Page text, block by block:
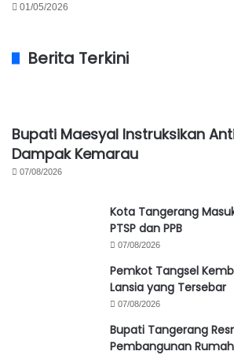
01/05/2026
Berita Terkini
Bupati Maesyal Instruksikan
Dampak Kemarau
07/08/2026
Kota Tangerang
PTSP dan PPB
07/08/2026
Pemkot Tangsel
Lansia yang Tersebar
07/08/2026
Bupati Tangerang
Pembangunan